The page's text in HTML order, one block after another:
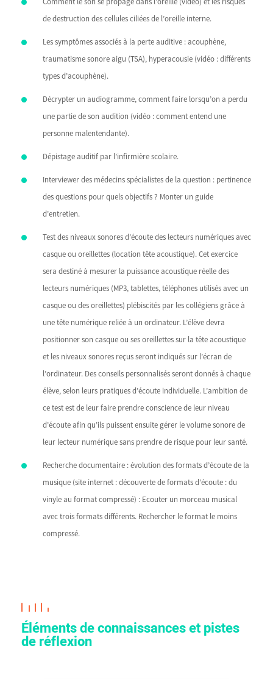
de destruction des cellules ciliées de l’oreille interne.
Les symptômes associés à la perte auditive : acouphène,
traumatisme sonore aigu (TSA), hyperacousie (vidéo : différents
types d’acouphène).
Décrypter un audiogramme, comment faire lorsqu’on a perdu
une partie de son audition (vidéo : comment entend une
personne malentendante).
Dépistage auditif par l’infirmière scolaire.
Interviewer des médecins spécialistes de la question : pertinence
des questions pour quels objectifs ? Monter un guide
d’entretien.
Test des niveaux sonores d’écoute des lecteurs numériques avec
casque ou oreillettes (location tête acoustique). Cet exercice
sera destiné à mesurer la puissance acoustique réelle des
lecteurs numériques (MP3, tablettes, téléphones utilisés avec un
casque ou des oreillettes) plébiscités par les collégiens grâce à
une tête numérique reliée à un ordinateur. L’élève devra
positionner son casque ou ses oreillettes sur la tête acoustique
et les niveaux sonores reçus seront indiqués sur l’écran de
l’ordinateur. Des conseils personnalisés seront donnés à chaque
élève, selon leurs pratiques d’écoute individuelle. L’ambition de
ce test est de leur faire prendre conscience de leur niveau
d’écoute afin qu’ils puissent ensuite gérer le volume sonore de
leur lecteur numérique sans prendre de risque pour leur santé.
Recherche documentaire : évolution des formats d’écoute de la
musique (site internet : découverte de formats d’écoute : du
vinyle au format compressé) : Ecouter un morceau musical
avec trois formats différents. Rechercher le format le moins
compressé.
Éléments de connaissances et pistes
de réflexion